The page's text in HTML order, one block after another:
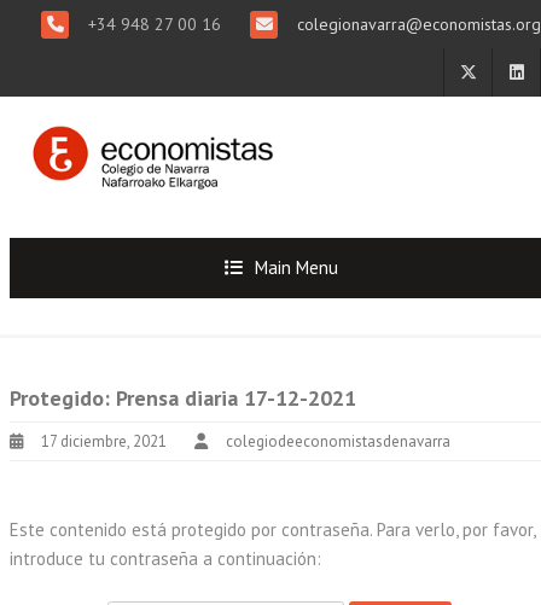
+34 948 27 00 16 colegionavarra@economistas.org
Main Menu
Protegido: Prensa diaria 17-12-2021
17 diciembre, 2021 colegiodeeconomistasdenavarra
Este contenido está protegido por contraseña. Para verlo, por favor,
introduce tu contraseña a continuación: